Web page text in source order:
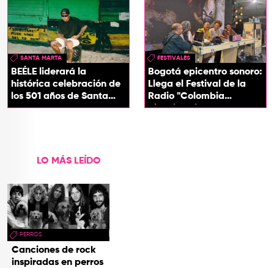
SANTA MARTA
BEÉLE liderará la
histórica celebración de
los 501 años de Santa
Marta
FESTIVALES
Bogotá epicentro sonoro:
Llega el Festival de la
Radio "Colombia
Biocultural" 2026
LO MÁS LEÍDO
PERROS
Canciones de rock
inspiradas en perros